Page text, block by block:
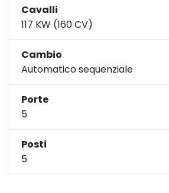
Cavalli
117 KW (160 CV)
Cambio
Automatico sequenziale
Porte
5
Posti
5